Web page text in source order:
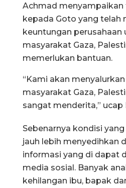
Achmad menyampaikan
kepada Goto yang telah
keuntungan
masyarakat Gaza,
memerlukan bantuan.
“Kami akan
masyarakat Gaza,
sangat menderita,” ucap
Sebenarnya kondisi
jauh lebih menyedihkan
informasi yang di dapat
media sosial. Banyak
kehilangan ibu, bapak